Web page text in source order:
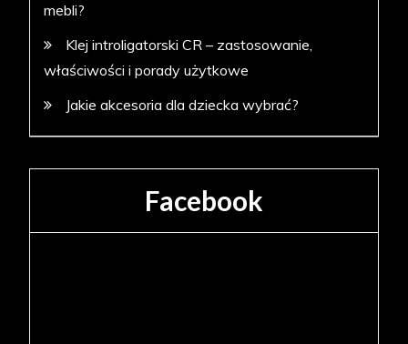
mebli?
Klej introligatorski CR – zastosowanie,
właściwości i porady użytkowe
Jakie akcesoria dla dziecka wybrać?
Facebook